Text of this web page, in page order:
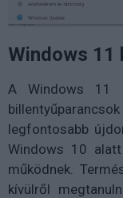
Windows 11
A Windows 11
legfontosabb
Windows 10
működnek.
kívülről